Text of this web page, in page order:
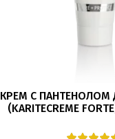
В
КРЕМ С ПАНТЕНОЛОМ
(KARITECREME